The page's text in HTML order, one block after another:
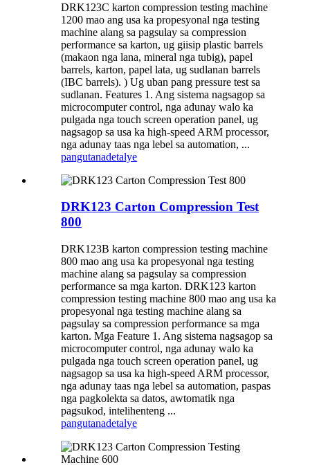
DRK123C karton compression testing machine
1200 mao ang usa ka propesyonal nga testing
machine alang sa pagsulay sa compression
performance sa karton, ug giisip plastic barrels
(makaon nga lana, mineral nga tubig), papel
barrels, karton, papel lata, ug sudlanan barrels
(IBC barrels). ) Ug uban pang pressure test sa
sudlanan. Features 1. Ang sistema nagsagop sa
microcomputer control, nga adunay walo ka
pulgada nga touch screen operation panel, ug
nagsagop sa usa ka high-speed ARM processor,
nga adunay taas nga lebel sa automation, ...
pangutanadetalye
DRK123 Carton Compression Test
800
DRK123B karton compression testing machine
800 mao ang usa ka propesyonal nga testing
machine alang sa pagsulay sa compression
performance sa mga karton. DRK123 karton
compression testing machine 800 mao ang usa ka
propesyonal nga testing machine alang sa
pagsulay sa compression performance sa mga
karton. Mga Feature 1. Ang sistema nagsagop sa
microcomputer control, nga adunay walo ka
pulgada nga touch screen operation panel, ug
nagsagop sa usa ka high-speed ARM processor,
nga adunay taas nga lebel sa automation, paspas
nga pagkolekta sa datos, awtomatik nga
pagsukod, intelihenteng ...
pangutanadetalye